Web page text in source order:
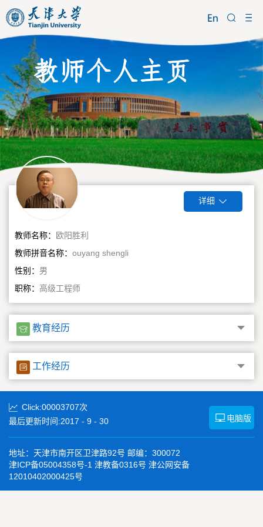
教师名称：
欧阳胜利
教师拼音名称： ouyang shengli
性别： 男
职称： 高级工程师
详细
教育经历
工作经历
Click:00003707次
最后更新时间:2017 - 9 - 30 电脑版
地址：天津市南开区卫津路92号 邮编：300072
津ICP备05004358号-1 津教备0316号 津公网安备
12010402000425号